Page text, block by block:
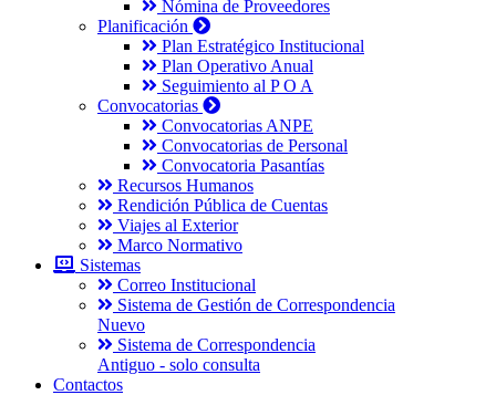
Nómina de Proveedores
Planificación
Plan Estratégico Institucional
Plan Operativo Anual
Seguimiento al P O A
Convocatorias
Convocatorias ANPE
Convocatorias de Personal
Convocatoria Pasantías
Recursos Humanos
Rendición Pública de Cuentas
Viajes al Exterior
Marco Normativo
Sistemas
Correo Institucional
Sistema de Gestión de Correspondencia
Nuevo
Sistema de Correspondencia
Antiguo - solo consulta
Contactos